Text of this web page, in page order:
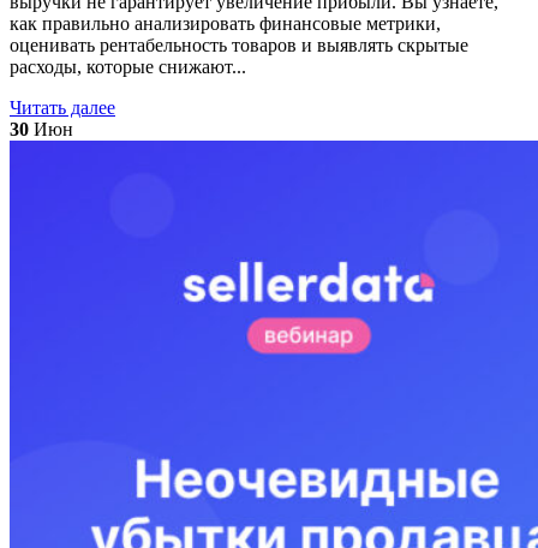
как правильно анализировать финансовые метрики,
оценивать рентабельность товаров и выявлять скрытые
расходы, которые снижают...
Читать далее
30 Июн